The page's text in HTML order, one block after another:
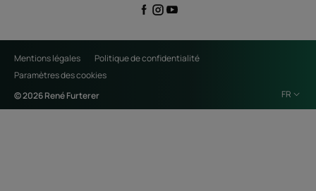
Mentions légales
Politique de confidentialité
Paramètres des cookies
© 2026 René Furterer
FR